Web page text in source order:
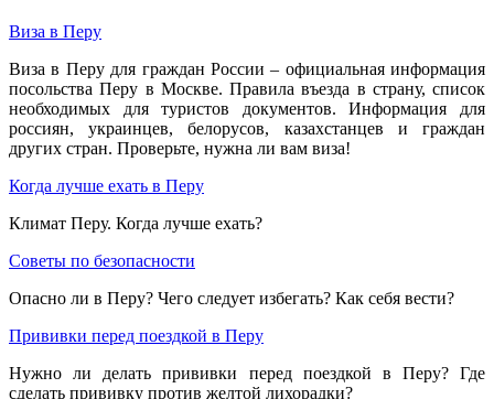
Виза в Перу
Виза в Перу для граждан России – официальная информация
посольства Перу в Москве. Правила въезда в страну, список
необходимых для туристов документов.Информация для
россиян, украинцев, белорусов, казахстанцев и граждан
других стран. Проверьте, нужна ли вам виза!
Когда лучше ехать в Перу
Климат Перу. Когда лучше ехать?
Советы по безопасности
Опасно ли в Перу? Чего следует избегать? Как себя вести?
Прививки перед поездкой в Перу
Нужно ли делать прививки перед поездкой в Перу? Где
сделать прививку против желтой лихорадки?